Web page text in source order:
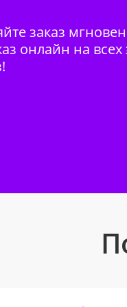
заказ
онлайн на